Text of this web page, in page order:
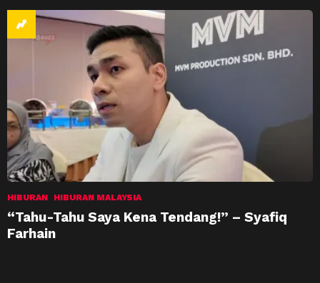
HIBURAN HIBURAN MALAYSIA
“Tahu-Tahu Saya Kena Tendang!” – Syafiq
Farhain